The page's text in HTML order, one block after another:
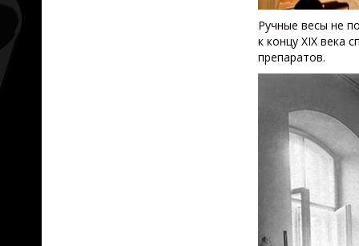
Ручные весы не
к концу ХIX века
препаратов.